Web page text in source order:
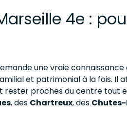
4e :
une vraie
et patrimonial à la fois. Il
proches du centre tout
, des Chartreux, des